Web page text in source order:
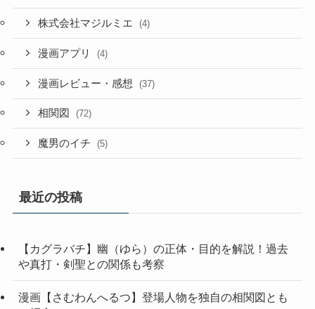
株式会社マジルミエ (4)
漫画アプリ (4)
漫画レビュー・感想 (37)
相関図 (72)
魔男のイチ (5)
最近の投稿
【カグラバチ】幽（ゆら）の正体・目的を解説！過去
や真打・剣聖との関係も考察
漫画【さむわんへるつ】登場人物を独自の相関図とも